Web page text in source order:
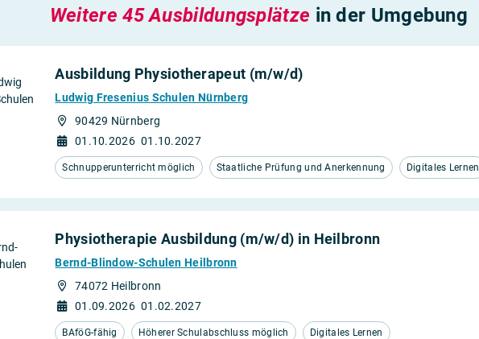
Weitere 45 Ausbildungsplätze in der Umgebung
Ausbildung Physiotherapeut (m/w/d)
Ludwig Fresenius Schulen Nürnberg
90429 Nürnberg
01.10.2026 01.10.2027
Schnupperunterricht möglich Staatliche Prüfung und Anerkennung Digitales Lernen
Physiotherapie Ausbildung (m/w/d) in Heilbronn
Bernd-Blindow-Schulen Heilbronn
74072 Heilbronn
01.09.2026 01.02.2027
BAföG-fähig Höherer Schulabschluss möglich Digitales Lernen